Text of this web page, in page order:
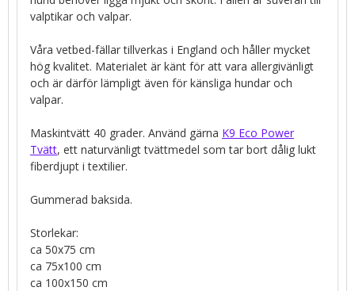
valptikar och valpar.
Våra vetbed-fällar tillverkas i England och håller mycket
hög kvalitet. Materialet är känt för att vara allergivänligt
och är därför lämpligt även för känsliga hundar och
valpar.
Maskintvätt 40 grader. Använd gärna K9 Eco Power
Tvätt, ett naturvänligt tvättmedel som tar bort dålig lukt
fiberdjupt i textilier.
Gummerad baksida.
Storlekar:
ca 50x75 cm
ca 75x100 cm
ca 100x150 cm